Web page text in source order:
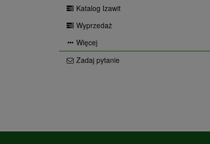
Katalog Izawit
Wyprzedaż
Więcej
Zadaj pytanie